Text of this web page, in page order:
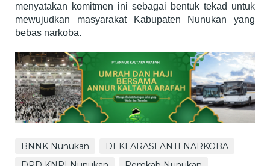
menyatakan komitmen ini sebagai bentuk tekad untuk
mewujudkan masyarakat Kabupaten Nunukan yang
bebas narkoba.
BNNK Nunukan
DEKLARASI ANTI NARKOBA